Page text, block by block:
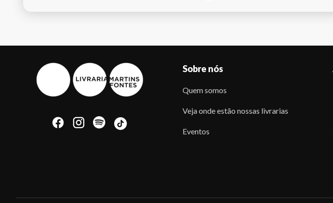
Sobre nós
Quem somos
Veja onde estão nossas livrarias
Eventos